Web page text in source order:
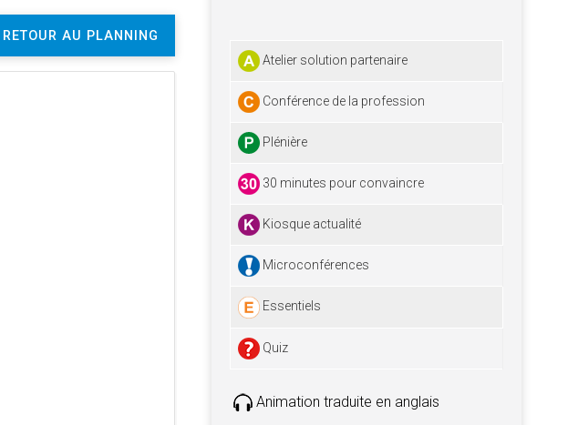
RETOUR AU PLANNING
Atelier solution partenaire
Conférence de la profession
Plénière
30 minutes pour convaincre
Kiosque actualité
Microconférences
Essentiels
Quiz
Animation traduite en anglais